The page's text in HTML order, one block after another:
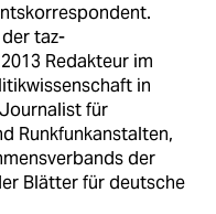
taz-
Redakteur im
in
für
Runkfunkanstalten,
der
Blätter für deutsche